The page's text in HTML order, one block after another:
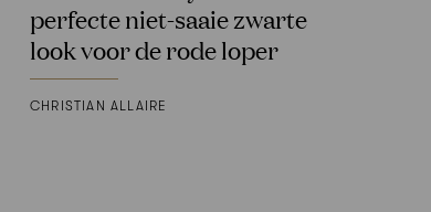
perfecte niet-saaie zwarte
look voor de rode loper
CHRISTIAN ALLAIRE